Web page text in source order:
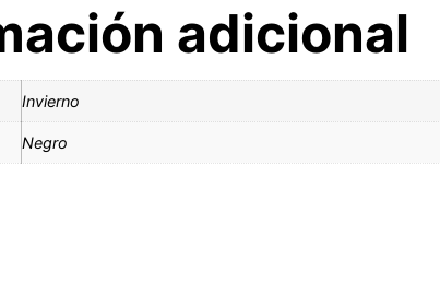
adicional
Invierno
Negro